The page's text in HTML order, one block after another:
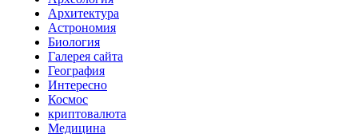
Архитектура
Астрономия
Биология
Галерея сайта
География
Интересно
Космос
криптовалюта
Медицина